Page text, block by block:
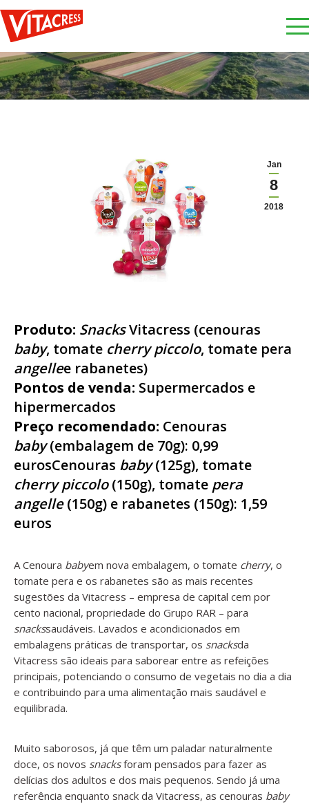
Jan
8
2018
Produto: SnacksVitacress (cenouras
baby, tomate cherry piccolo, tomate pera
angellee rabanetes)
Pontos de venda: Supermercados e
hipermercados
Preço recomendado: Cenouras
baby(embalagem de 70g): 0,99
eurosCenouras baby(125g), tomate
cherry piccolo(150g), tomate pera
angelle(150g) e rabanetes (150g): 1,59
euros
A Cenoura babyem nova embalagem, o tomate cherry, o
tomate pera e os rabanetes são as mais recentes
sugestões da Vitacress – empresa de capital cem por
cento nacional, propriedade do Grupo RAR – para
snackssaudáveis. Lavados e acondicionados em
embalagens práticas de transportar, os snacksda
Vitacress são ideais para saborear entre as refeições
principais, potenciando o consumo de vegetais no dia a dia
e contribuindo para uma alimentação mais saudável e
equilibrada.
Muito saborosos, já que têm um paladar naturalmente
doce, os novos snacksforam pensados para fazer as
delícias dos adultos e dos mais pequenos. Sendo já uma
referência enquanto snack da Vitacress, as cenouras baby